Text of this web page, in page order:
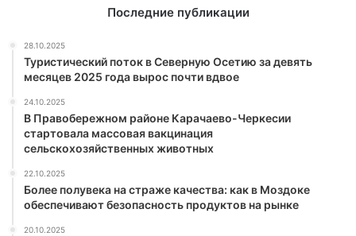
Последние публикации
28.10.2025
Туристический поток в Северную Осетию за девять
месяцев 2025 года вырос почти вдвое
24.10.2025
В Правобережном районе Карачаево-Черкесии
стартовала массовая вакцинация
сельскохозяйственных животных
22.10.2025
Более полувека на страже качества: как в Моздоке
обеспечивают безопасность продуктов на рынке
20.10.2025